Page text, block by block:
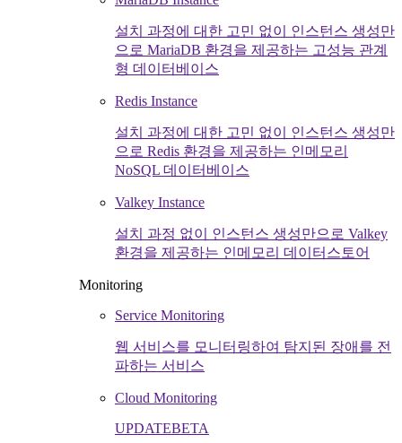
설치 과정에 대한 고민 없이 인스턴스 생성만
으로 MariaDB 환경을 제공하는 고성능 관계
형 데이터베이스
Redis Instance
설치 과정에 대한 고민 없이 인스턴스 생성만
으로 Redis 환경을 제공하는 인메모리
NoSQL 데이터베이스
Valkey Instance
설치 과정 없이 인스턴스 생성만으로 Valkey
환경을 제공하는 인메모리 데이터스토어
Monitoring
Service Monitoring
웹 서비스를 모니터링하여 탐지된 장애를 전
파하는 서비스
Cloud Monitoring
UPDATEBETA